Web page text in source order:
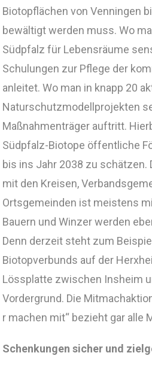
Biotopflächen von Venningen
bewältigt werden muss. Wo
Südpfalz für Lebensräume
Schulungen zur Pflege der
anleitet. Wo man in knapp 20
Naturschutzmodellprojekten
Maßnahmenträger auftritt.
Südpfalz-Biotope öffentliche
bis ins Jahr 2038 zu schätzen.
mit den Kreisen,
Ortsgemeinden ist meistens
Bauern und Winzer werden
Denn derzeit steht zum
Biotopverbunds auf der
Lössplatte zwischen Insheim
Vordergrund. Die
r machen mit“ bezieht gar alle
Schenkungen sicher und